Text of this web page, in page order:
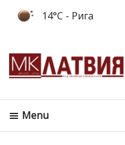
14°C - Рига
Menu